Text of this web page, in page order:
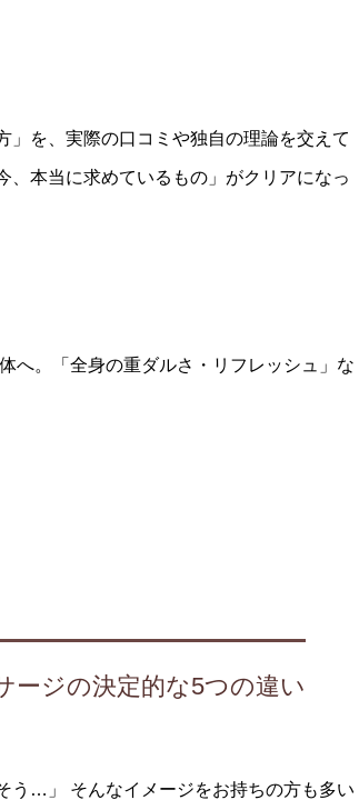
」を、実際の口コミや独自の理論を交えて
本当に求めているもの」がクリアになっ
へ。「全身の重ダルさ・リフレッシュ」な
ージの決定的な5つの違い
う…」 そんなイメージをお持ちの方も多い